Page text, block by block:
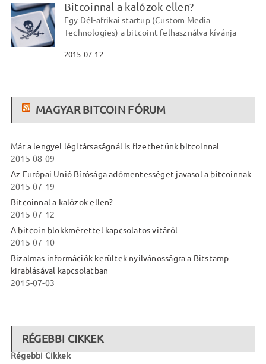
Bitcoinnal a kalózok ellen?
Egy Dél-afrikai startup (Custom Media
Technologies) a bitcoint felhasználva kívánja
2015-07-12
MAGYAR BITCOIN FÓRUM
Már a lengyel légitársaságnál is fizethetünk bitcoinnal
2015-08-09
Az Európai Unió Bírósága adómentességet javasol a bitcoinnak
2015-07-19
Bitcoinnal a kalózok ellen?
2015-07-12
A bitcoin blokkmérettel kapcsolatos vitáról
2015-07-10
Bizalmas információk kerültek nyilvánosságra a Bitstamp
kirablásával kapcsolatban
2015-07-03
RÉGEBBI CIKKEK
Régebbi Cikkek